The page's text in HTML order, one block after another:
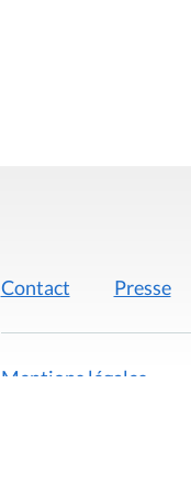
Contact Presse
Mentions légales